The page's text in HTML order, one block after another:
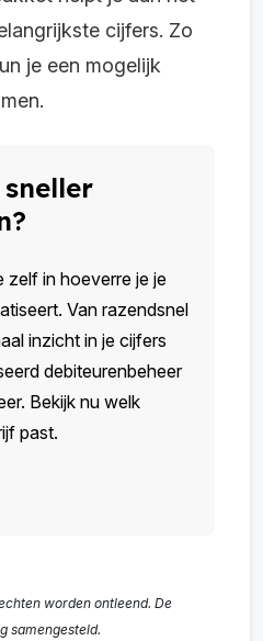
cijfers. Zo
je een mogelijk
zelf in hoeverre je je
Van razendsnel
inzicht in je cijfers
debiteurenbeheer
Bekijk nu welk
past.
worden ontleend. De
samengesteld.